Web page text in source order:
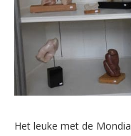
Het leuke met de